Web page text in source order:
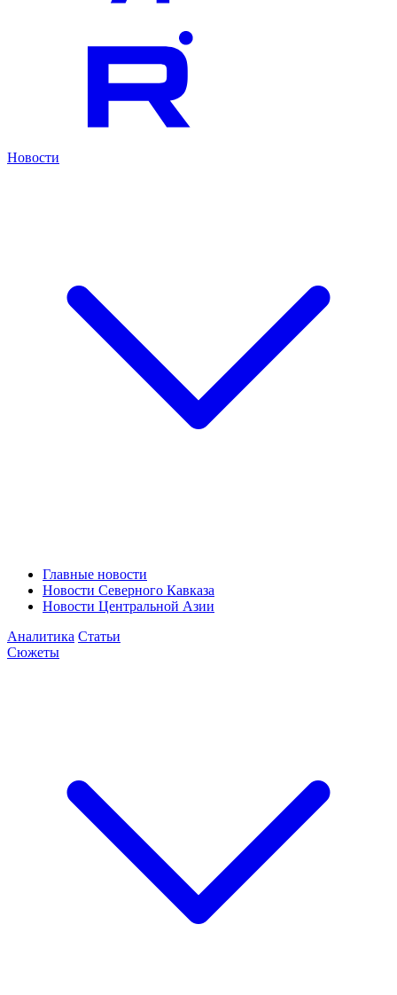
Новости
Главные новости
Новости Северного Кавказа
Новости Центральной Азии
Аналитика Статьи
Сюжеты